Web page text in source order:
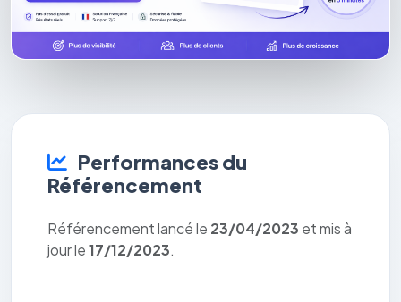
Performances du
Référencement
Référencement lancé le 23/04/2023 et mis à
jour le17/12/2023.